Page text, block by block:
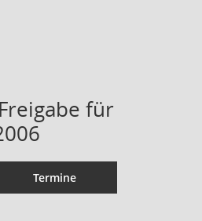
für
Termine